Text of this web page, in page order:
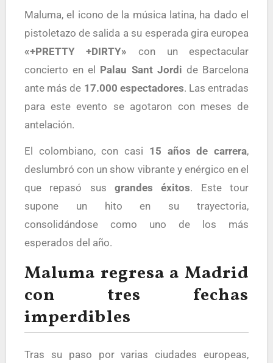
Maluma, el icono de la música latina, ha dado el
pistoletazo de salida a su esperada gira europea
«+PRETTY +DIRTY» con un espectacular
concierto en el Palau Sant Jordi de Barcelona
ante más de 17.000 espectadores. Las entradas
para este evento se agotaron con meses de
antelación.
El colombiano, con casi 15 años de carrera,
deslumbró con un show vibrante y enérgico en el
que repasó sus grandes éxitos. Este tour
supone un hito en su trayectoria,
consolidándose como uno de los más
esperados del año.
Maluma regresa a Madrid
con tres fechas
imperdibles
Tras su paso por varias ciudades europeas,